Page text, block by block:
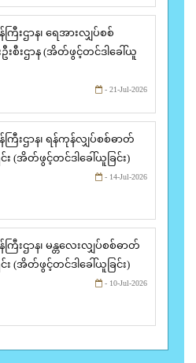
ြီးဌာန၊ ရေအားလျှပ်စစ်
စီးဌာန (အိတ်ဖွင့်တင်ဒါခေါ်ယူ
- 21-Jul-2026
ြီးဌာန၊ ရန်ကုန်လျှပ်စစ်ဓာတ်
း (အိတ်ဖွင့်တင်ဒါခေါ်ယူခြင်း)
- 14-Jul-2026
ြီးဌာန၊ မန္တလေးလျှပ်စစ်ဓာတ်
း (အိတ်ဖွင့်တင်ဒါခေါ်ယူခြင်း)
- 10-Jul-2026